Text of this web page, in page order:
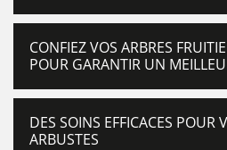
CONFIEZ VOS ARBRES
POUR GARANTIR UN
DES SOINS EFFICACES POUR
ARBUSTES